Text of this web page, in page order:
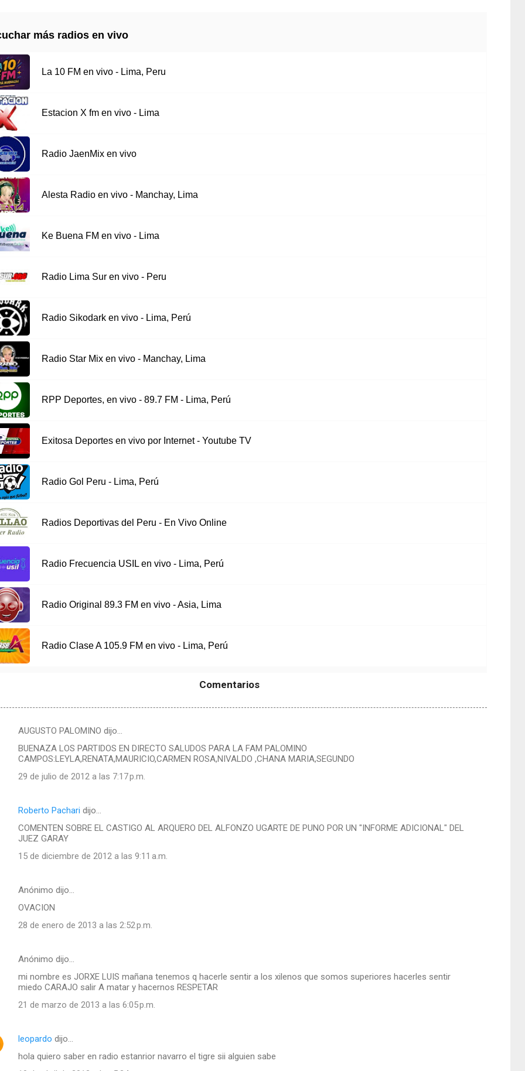
más radios en vivo
La 10 FM en vivo - Lima, Peru
Estacion X fm en vivo - Lima
Radio JaenMix en vivo
Alesta Radio en vivo - Manchay, Lima
Ke Buena FM en vivo - Lima
Radio Lima Sur en vivo - Peru
Radio Sikodark en vivo - Lima, Perú
Radio Star Mix en vivo - Manchay, Lima
RPP Deportes, en vivo - 89.7 FM - Lima, Perú
Exitosa Deportes en vivo por Internet - Youtube TV
Radio Gol Peru - Lima, Perú
Radios Deportivas del Peru - En Vivo Online
Radio Frecuencia USIL en vivo - Lima, Perú
Radio Original 89.3 FM en vivo - Asia, Lima
Radio Clase A 105.9 FM en vivo - Lima, Perú
Comentarios
AUGUSTO PALOMINO dijo…
BUENAZA LOS PARTIDOS EN DIRECTO SALUDOS PARA LA FAM PALOMINO
CAMPOS:LEYLA,RENATA,MAURICIO,CARMEN ROSA,NIVALDO ,CHANA MARIA,SEGUNDO
29 de julio de 2012 a las 7:17 p.m.
Roberto Pachari dijo…
COMENTEN SOBRE EL CASTIGO AL ARQUERO DEL ALFONZO UGARTE DE PUNO POR UN "INFORME ADICIONAL" DEL
JUEZ GARAY
15 de diciembre de 2012 a las 9:11 a.m.
Anónimo dijo…
OVACION
28 de enero de 2013 a las 2:52 p.m.
Anónimo dijo…
mi nombre es JORXE LUIS mañana tenemos q hacerle sentir a los xilenos que somos superiores hacerles sentir
miedo CARAJO salir A matar y hacernos RESPETAR
21 de marzo de 2013 a las 6:05 p.m.
leopardo dijo…
hola quiero saber en radio estanrior navarro el tigre sii alguien sabe